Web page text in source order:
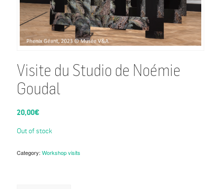
Visite du Studio de Noémie
Goudal
20,00€
Out of stock
Category: Workshop visits